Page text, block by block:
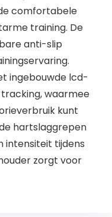
comfortabele
training. De
anti-slip
ingebouwde lcd-
waarmee
kunt
hartslaggrepen
intensiteit tijdens
zorgt voor